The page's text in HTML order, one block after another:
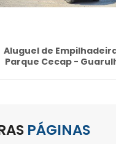
Aluguel de
Parque Cecap -
PÁGINAS